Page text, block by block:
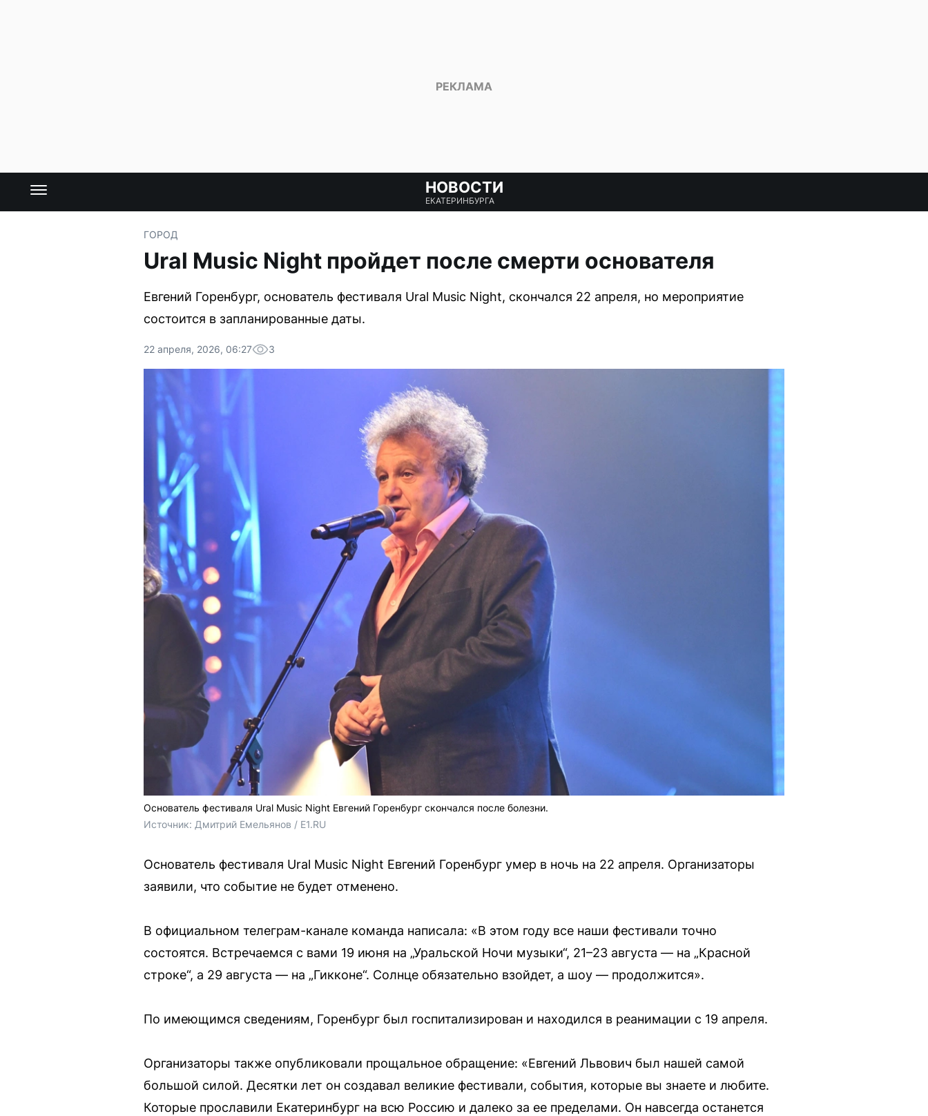
НОВОСТИ
ЕКАТЕРИНБУРГА
ГОРОД
Ural Music Night пройдет после смерти основателя
Евгений Горенбург, основатель фестиваля Ural Music Night, скончался 22 апреля, но мероприятие
состоится в запланированные даты.
22 апреля, 2026, 06:27 3
Основатель фестиваля Ural Music Night Евгений Горенбург скончался после болезни.
Источник: Дмитрий Емельянов / E1.RU
Основатель фестиваля Ural Music Night Евгений Горенбург умер в ночь на 22 апреля. Организаторы
заявили, что событие не будет отменено.
В официальном телеграм-канале команда написала: «В этом году все наши фестивали точно
состоятся. Встречаемся с вами 19 июня на „Уральской Ночи музыки“, 21–23 августа — на „Красной
строке“, а 29 августа — на „Гикконе“. Солнце обязательно взойдет, а шоу — продолжится».
По имеющимся сведениям, Горенбург был госпитализирован и находился в реанимации с 19 апреля.
Организаторы также опубликовали прощальное обращение: «Евгений Львович был нашей самой
большой силой. Десятки лет он создавал великие фестивали, события, которые вы знаете и любите.
Которые прославили Екатеринбург на всю Россию и далеко за ее пределами. Он навсегда останется